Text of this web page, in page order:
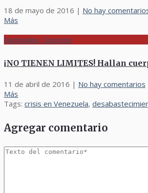
18 de mayo de 2016 | No hay
Más
Nacionales, Sucesos
¡NO TIENEN LIMITES! Hallan
11 de abril de 2016 | No hay comentarios
Más
Tags: crisis en Venezuela,
Agregar comentario